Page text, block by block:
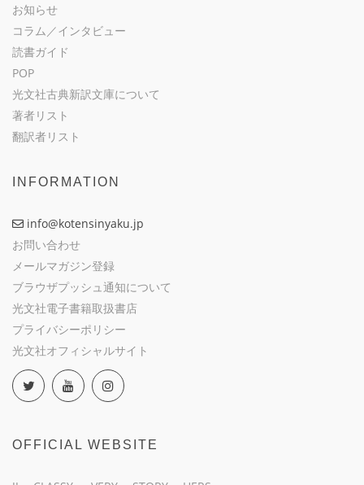
お知らせ
コラム／インタビュー
読書ガイド
POP
光文社古典新訳文庫について
著者リスト
翻訳者リスト
INFORMATION
info@kotensinyaku.jp
お問い合わせ
メールマガジン登録
ブラウザプッシュ通知について
光文社電子書籍取扱書店
プライバシーポリシー
光文社オフィシャルサイト
OFFICIAL WEBSITE